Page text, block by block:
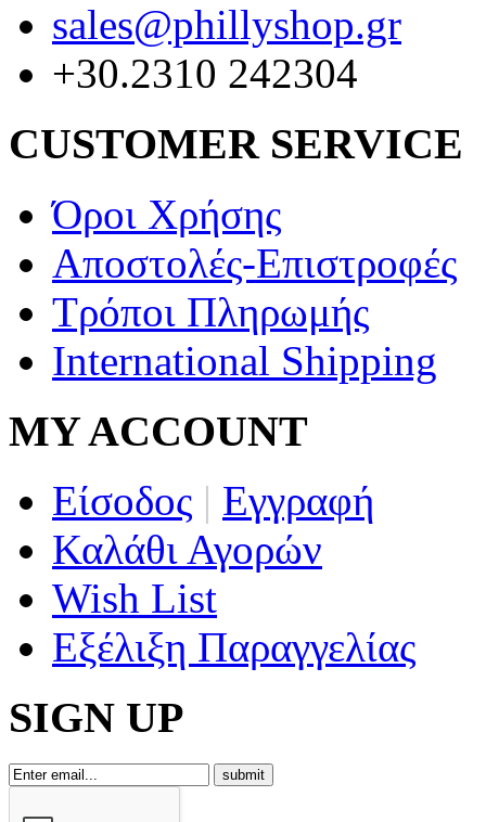
sales@phillyshop.gr
+30.2310 242304
CUSTOMER SERVICE
Όροι Χρήσης
Αποστολές-Επιστροφές
Τρόποι Πληρωμής
International Shipping
MY ACCOUNT
Είσοδος | Εγγραφή
Καλάθι Αγορών
Wish List
Εξέλιξη Παραγγελίας
SIGN UP